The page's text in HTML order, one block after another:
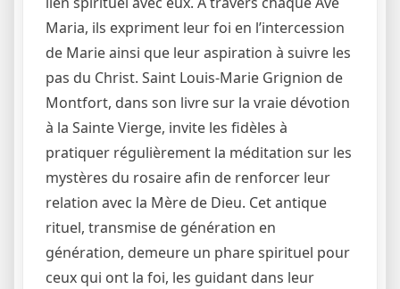
Maria, ils expriment leur foi en l’intercession
de Marie ainsi que leur aspiration à suivre les
pas du Christ. Saint Louis-Marie Grignion de
Montfort, dans son livre sur la vraie dévotion
à la Sainte Vierge, invite les fidèles à
pratiquer régulièrement la méditation sur les
mystères du rosaire afin de renforcer leur
relation avec la Mère de Dieu. Cet antique
rituel, transmise de génération en
génération, demeure un phare spirituel pour
ceux qui ont la foi, les guidant dans leur